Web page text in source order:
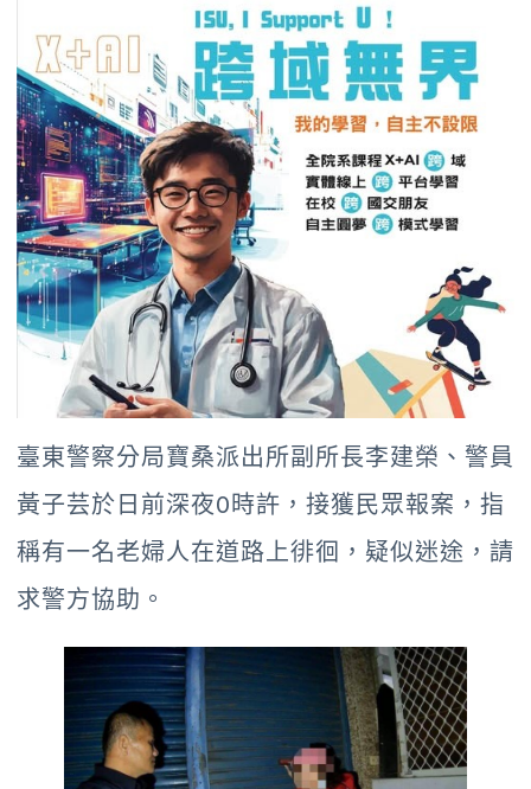
臺東警察分局寶桑派出所副所長李建榮、警員
黃子芸於日前深夜0時許，接獲民眾報案，指
稱有一名老婦人在道路上徘徊，疑似迷途，請
求警方協助。